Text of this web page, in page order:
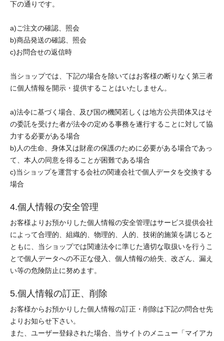
下の通りです。
a)ご注文の確認、照会
b)商品発送の確認、照会
c)お問合せの返信時
当ショップでは、下記の場合を除いてはお客様の断りなく第三者
に個人情報を開示・提供することはいたしません。
a)法令に基づく場合、及び国の機関若しくは地方公共団体又はそ
の委託を受けた者が法令の定める事務を遂行することに対して協
力する必要がある場合
b)人の生命、身体又は財産の保護のために必要がある場合であっ
て、本人の同意を得ることが困難である場合
c)当ショップを運営する会社の関連会社で個人データを交換する
場合
4.個人情報の安全管理
お客様よりお預かりした個人情報の安全管理はサービス提供会社
によって合理的、組織的、物理的、人的、技術的施策を講じると
ともに、当ショップでは関連法令に準じた適切な取扱いを行うこ
とで個人データへの不正な侵入、個人情報の紛失、改ざん、漏え
い等の危険防止に努めます。
5.個人情報の訂正、削除
お客様からお預かりした個人情報の訂正・削除は下記の問合せ先
よりお知らせ下さい。
また、ユーザー登録された場合、当サイトのメニュー「マイアカ